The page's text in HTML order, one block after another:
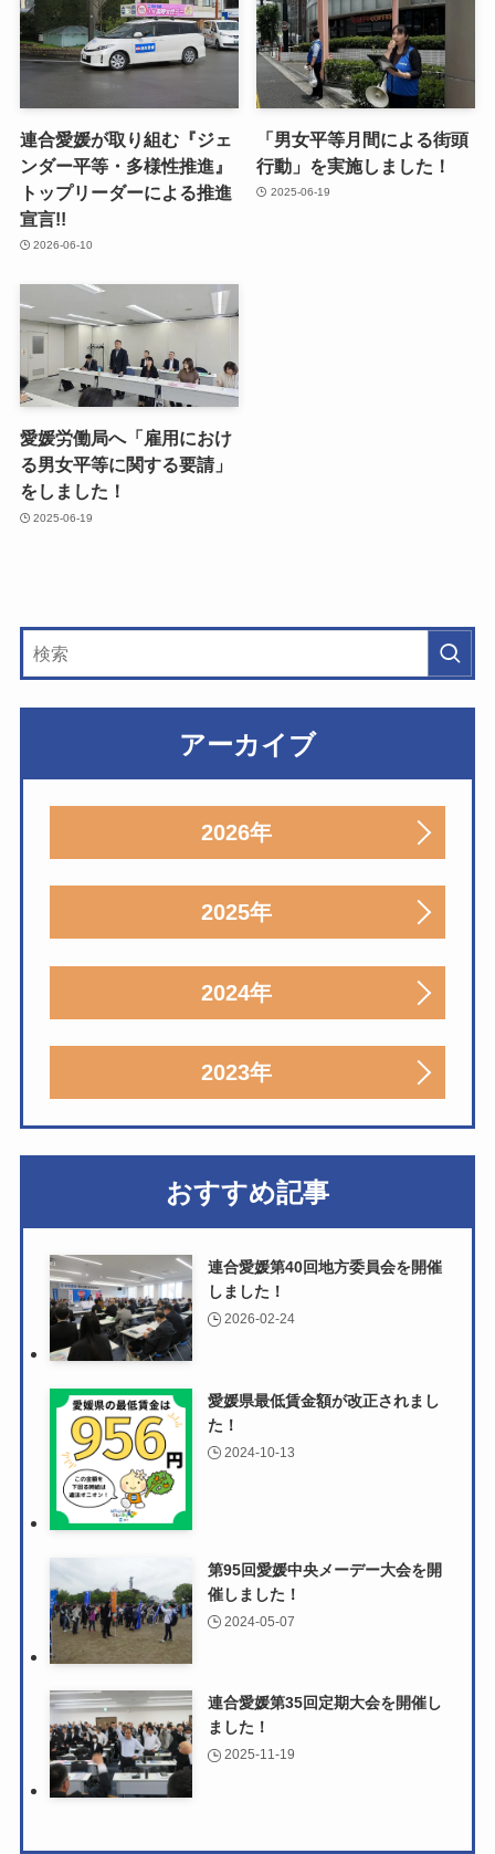
連合愛媛が取り組む『ジェ
ンダー平等・多様性推進』
トップリーダーによる推進
宣言!!
2026-06-10
「男女平等月間による街頭
行動」を実施しました！
2025-06-19
愛媛労働局へ「雇用におけ
る男女平等に関する要請」
をしました！
2025-06-19
アーカイブ
2026年
2025年
2024年
2023年
おすすめ記事
連合愛媛第40回地方委員会を開催
しました！
2026-02-24
愛媛県最低賃金額が改正されまし
た！
2024-10-13
第95回愛媛中央メーデー大会を開
催しました！
2024-05-07
連合愛媛第35回定期大会を開催し
ました！
2025-11-19